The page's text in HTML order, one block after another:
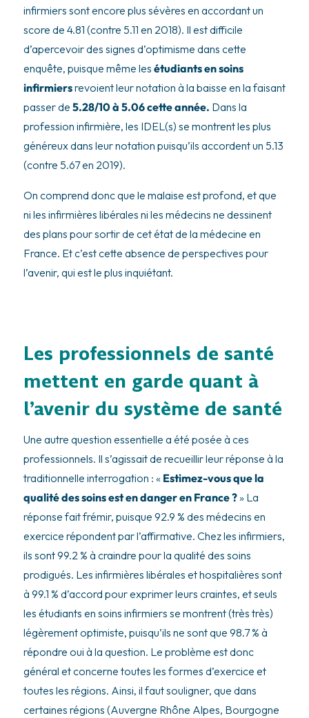
infirmiers sont encore plus sévères en accordant un
score de 4.81 (contre 5.11 en 2018). Il est difficile
d’apercevoir des signes d’optimisme dans cette
enquête, puisque même les étudiants en soins
infirmiersrevoient leur notation à la baisse en la faisant
passer de 5.28/10 à 5.06 cette année. Dans la
profession infirmière, les IDEL(s) se montrent les plus
généreux dans leur notation puisqu’ils accordent un 5.13
(contre 5.67 en 2019).
On comprend donc que le malaise est profond, et que
ni les infirmières libérales ni les médecins ne dessinent
des plans pour sortir de cet état de la médecine en
France. Et c’est cette absence de perspectives pour
l’avenir, qui est le plus inquiétant.
Les professionnels de santé
mettent en garde quant à
l’avenir du système de santé
Une autre question essentielle a été posée à ces
professionnels. Il s’agissait de recueillir leur réponse à la
traditionnelle interrogation : « Estimez-vous que la
qualité des soins est en danger en France ?» La
réponse fait frémir, puisque 92.9 % des médecins en
exercice répondent par l’affirmative. Chez les infirmiers,
ils sont 99.2 % à craindre pour la qualité des soins
prodigués. Les infirmières libérales et hospitalières sont
à 99.1 % d’accord pour exprimer leurs craintes, et seuls
les étudiants en soins infirmiers se montrent (très très)
légèrement optimiste, puisqu’ils ne sont que 98.7 % à
répondre oui à la question. Le problème est donc
général et concerne toutes les formes d’exercice et
toutes les régions. Ainsi, il faut souligner, que dans
certaines régions (Auvergne Rhône Alpes, Bourgogne